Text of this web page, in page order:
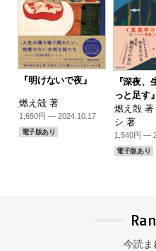
『明けないで夜』
燃え殻 著
1,650円 — 2024.10.17
電子版あり
『深夜、
っと足す』
燃え殻 著
シ 著
1,540円 —
電子版あり
今読ま